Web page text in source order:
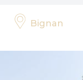
Bignan